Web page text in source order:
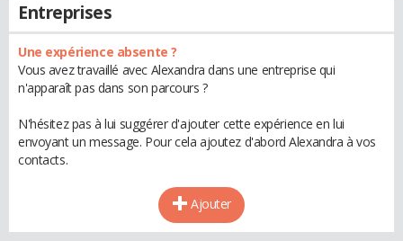
Entreprises
Une expérience absente ?
Vous avez travaillé avec Alexandra dans une entreprise qui
n'apparaît pas dans son parcours ?
N'hésitez pas à lui suggérer d'ajouter cette expérience en lui
envoyant un message. Pour cela ajoutez d'abord Alexandra à vos
contacts.
Ajouter